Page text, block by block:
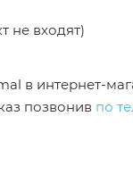
не входят)
в интернет-
позвонив по